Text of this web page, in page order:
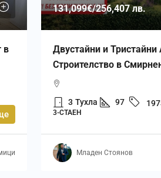
в
131,099€/256,407 лв.
Двустайни и
Строителство в
3 Тухла 97
3-СТАЕН
Младен Стоянов